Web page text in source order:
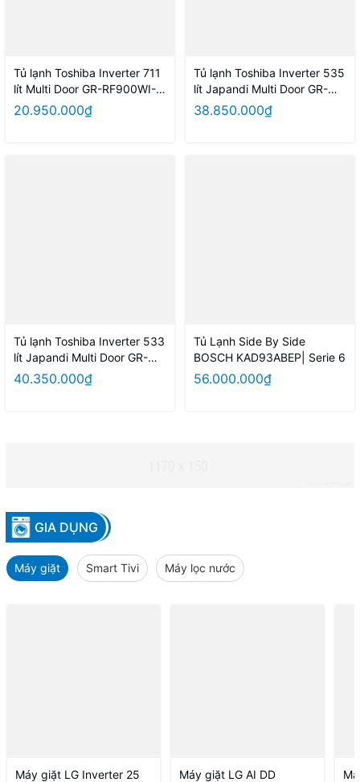
Tủ lạnh Toshiba Inverter 711
lít Multi Door GR-RF900WI-
PMV(06)-MG
20.950.000₫
Tủ lạnh Toshiba Inverter 535
lít Japandi Multi Door GR-
RF695WI-PGV(67)
38.850.000₫
Tủ lạnh Toshiba Inverter 533
lít Japandi Multi Door GR-
RF690WI-PGV(67)
40.350.000₫
Tủ Lạnh Side By Side
BOSCH KAD93ABEP| Serie 6
56.000.000₫
GIA DỤNG
Máy giặt Smart Tivi Máy lọc nước
Máy giặt LG Inverter 25
Máy giặt LG AI DD